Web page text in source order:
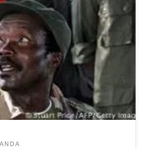
Kony hat in diesem Jahr
entführt wie noch in 2012. Bei
gemeinsamen Militäraktion die
im Moment jedoch andere Dinge